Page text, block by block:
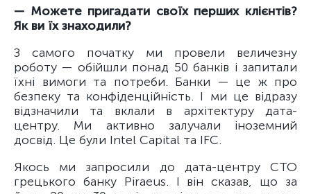
— Можете пригадати своїх перших клієнтів?
Як ви їх знаходили?
З самого початку ми провели величезну
роботу — обійшли понад 50 банків і запитали
їхні вимоги та потреби. Банки — це ж про
безпеку та конфіденційність. І ми це відразу
відзначили та вклали в архітектуру дата-
центру. Ми активно залучали іноземний
досвід. Це були Intel Capital та IFC.
Якось ми запросили до дата-центру CTO
грецького банку Piraeus. І він сказав, що за